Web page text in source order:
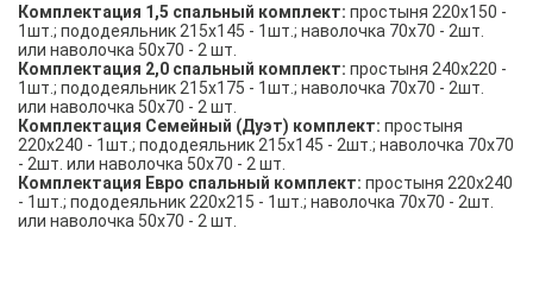
Комплектация 1,5 спальный комплект: простыня 220х150 -
1шт.; пододеяльник 215х145 - 1шт.; наволочка 70х70 - 2шт.
или наволочка 50х70 - 2 шт.
Комплектация 2,0 спальный комплект: простыня 240х220 -
1шт.; пододеяльник 215х175 - 1шт.; наволочка 70х70 - 2шт.
или наволочка 50х70 - 2 шт.
Комплектация Семейный (Дуэт) комплект: простыня
220х240 - 1шт.; пододеяльник 215х145 - 2шт.; наволочка 70х70
- 2шт. или наволочка 50х70 - 2 шт.
Комплектация Евро спальный комплект: простыня 220х240
- 1шт.; пододеяльник 220х215 - 1шт.; наволочка 70х70 - 2шт.
или наволочка 50х70 - 2 шт.